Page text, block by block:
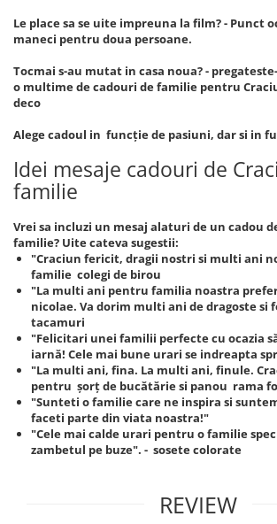
Le place sa se uite impreuna la film? - Punct
maneci pentru doua persoane.
Tocmai s-au mutat in casa noua? -
o multime de cadouri de familie pentru
deco
Alege cadoul in funcție de pasiuni, dar si in
Idei mesaje cadouri de
familie
Vrei sa incluzi un mesaj alaturi de un cadou
familie? Uite cateva sugestii:
"Craciun fericit, dragii nostri si multi ani
familie colegi de birou
"La multi ani pentru familia noastra
nicolae. Va dorim multi ani de dragoste si
tacamuri
"Felicitari unei familii perfecte cu ocazia
iarnă! Cele mai bune urari se indreapta
"La multi ani, fina. La multi ani, finule.
pentru șorț de bucătărie si panou rama
"Sunteti o familie care ne inspira si
faceti parte din viata noastra!"
"Cele mai calde urari pentru o familie
zambetul pe buze". - sosete colorate
REVIEW